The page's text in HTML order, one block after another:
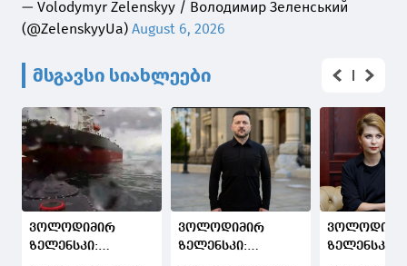
— Volodymyr Zelenskyy / Володимир Зеленський
(@ZelenskyyUa) August 6, 2026
მსგავსი სიახლეები
ვოლოდიმირ
ზელენსკი:
ვოლოდიმირ
ზელენსკი:
ზელენსკიმ